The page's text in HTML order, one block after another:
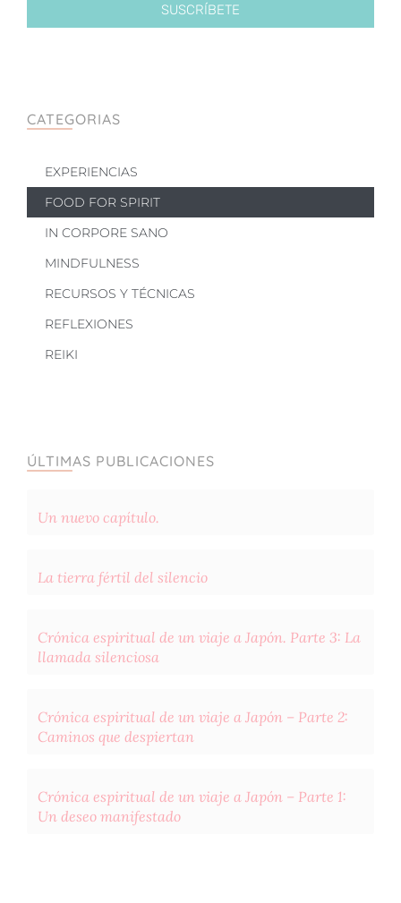
SUSCRÍBETE
CATEGORIAS
EXPERIENCIAS
FOOD FOR SPIRIT
IN CORPORE SANO
MINDFULNESS
RECURSOS Y TÉCNICAS
REFLEXIONES
REIKI
ÚLTIMAS PUBLICACIONES
Un nuevo capítulo.
La tierra fértil del silencio
Crónica espiritual de un viaje a Japón. Parte 3: La
llamada silenciosa
Crónica espiritual de un viaje a Japón – Parte 2:
Caminos que despiertan
Crónica espiritual de un viaje a Japón – Parte 1:
Un deseo manifestado